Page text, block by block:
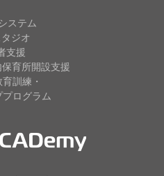
ステム
ジオ
支援
保育所開設支援
訓練・
ログラム